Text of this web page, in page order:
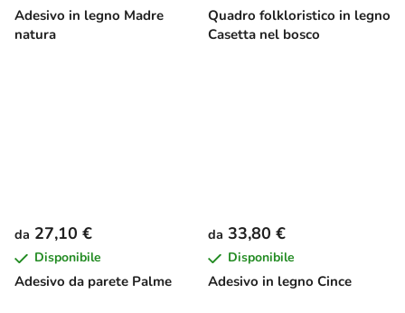
Adesivo in legno Madre
natura
Quadro folkloristico in legno
Casetta nel bosco
Adesivo da parete Palme
da 27,10 €
Disponibile
Adesivo in legno Cince
da 33,80 €
Disponibile